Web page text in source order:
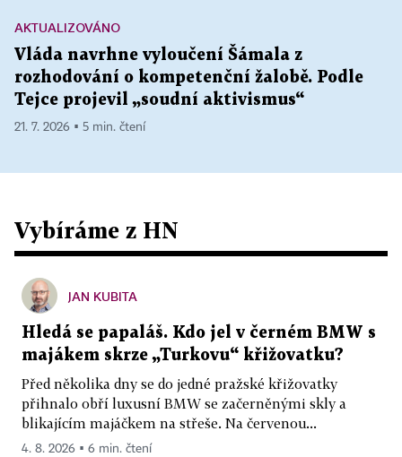
AKTUALIZOVÁNO
Vláda navrhne vyloučení Šámala z
rozhodování o kompetenční žalobě. Podle
Tejce projevil „soudní aktivismus“
21. 7. 2026 ▪ 5 min. čtení
Vybíráme z HN
JAN KUBITA
Hledá se papaláš. Kdo jel v černém BMW s
majákem skrze „Turkovu“ křižovatku?
Před několika dny se do jedné pražské křižovatky
přihnalo obří luxusní BMW se začerněnými skly a
blikajícím majáčkem na střeše. Na červenou...
4. 8. 2026 ▪ 6 min. čtení